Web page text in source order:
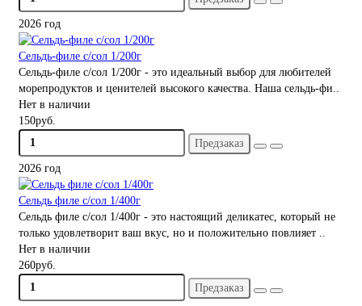
2026 год
Сельдь-филе с/сол 1/200г
Сельдь-филе с/сол 1/200г - это идеальный выбор для любителей
морепродуктов и ценителей высокого качества. Наша сельдь-фи..
Нет в наличии
150руб.
Предзаказ
2026 год
Сельдь филе с/сол 1/400г
Сельдь филе с/сол 1/400г - это настоящий деликатес, который не
только удовлетворит ваш вкус, но и положительно повлияет ..
Нет в наличии
260руб.
Предзаказ